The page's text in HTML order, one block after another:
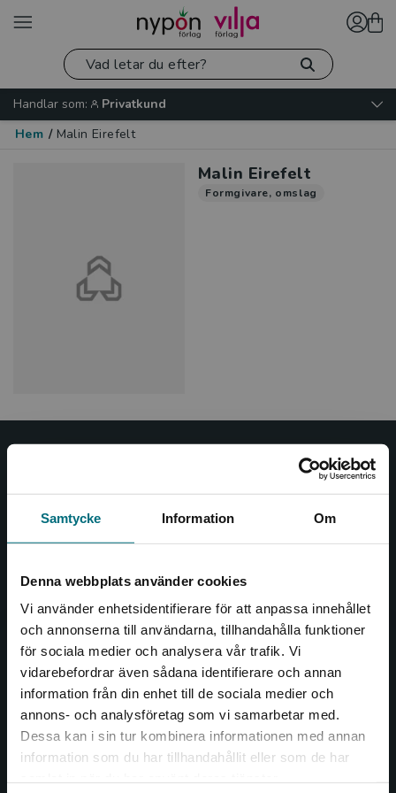
Samtycke Information Om
Denna webbplats använder cookies
Vi använder enhetsidentifierare för att anpassa innehållet
och annonserna till användarna, tillhandahålla funktioner
för sociala medier och analysera vår trafik. Vi
vidarebefordrar även sådana identifierare och annan
information från din enhet till de sociala medier och
annons- och analysföretag som vi samarbetar med.
Dessa kan i sin tur kombinera informationen med annan
information som du har tillhandahållit eller som de har
Begränsad fraktregion
Det verkar som att du besöker
nyponochviljaforlag.se via en enhet utanför
Handlar som:
Privatkund
Hem / Malin Eirefelt
Malin Eirefelt
Formgivare, omslag
och öppnar dörren till nya världar och möjligheter för
såväl barn som vuxna.
Kontakta oss
Kontakta oss
046-31 20 00
Box 141
221 00 Lund
Besöksadress: